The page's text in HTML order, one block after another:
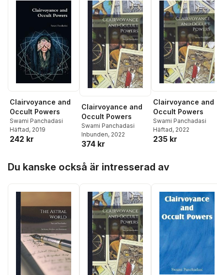
Clairvoyance and
Occult Powers
Swami Panchadasi
Häftad, 2019
242 kr
Clairvoyance and
Occult Powers
Swami Panchadasi
Inbunden, 2022
374 kr
Clairvoyance and
Occult Powers
Swami Panchadasi
Häftad, 2022
235 kr
Du kanske också är intresserad av